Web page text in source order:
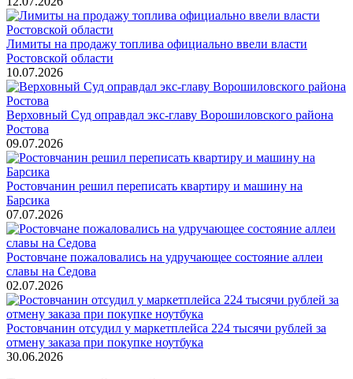
Лимиты на продажу топлива официально ввели власти
Ростовской области
10.07.2026
Верховный Суд оправдал экс-главу Ворошиловского района
Ростова
09.07.2026
Ростовчанин решил переписать квартиру и машину на
Барсика
07.07.2026
Ростовчане пожаловались на удручающее состояние аллеи
славы на Седова
02.07.2026
Ростовчанин отсудил у маркетплейса 224 тысячи рублей за
отмену заказа при покупке ноутбука
30.06.2026